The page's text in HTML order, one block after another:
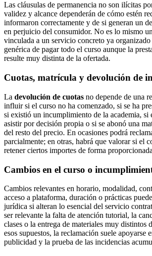
Las cláusulas de permanencia no son ilícitas
validez y alcance dependerán de cómo estén
informaron correctamente y de si generan un
en perjuicio del consumidor. No es lo mismo
vinculada a un servicio concreto ya
genérica de pagar todo el curso aunque la
resulte muy distinta de la ofertada.
Cuotas, matrícula y devolución de
La devolución de cuotas no depende de una
influir si el curso no ha comenzado, si se ha
si existió un incumplimiento de la academia, si
asistir por decisión propia o si se abonó una
del resto del precio. En ocasiones podrá
parcialmente; en otras, habrá que valorar si el
retener ciertos importes de forma
Cambios en el curso o
Cambios relevantes en horario, modalidad,
acceso a plataforma, duración o prácticas
jurídica si alteran lo esencial del servicio
ser relevante la falta de atención tutorial, la
clases o la entrega de materiales muy distintos
esos supuestos, la reclamación suele apoyarse
publicidad y la prueba de las incidencias